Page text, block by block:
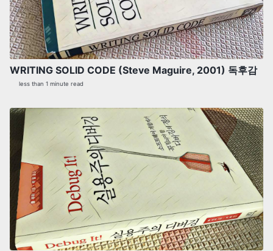
WRITING SOLID CODE (Steve Maguire, 2001) 독후감
less than 1 minute read